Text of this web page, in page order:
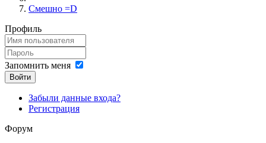
Смешно =D
Профиль
Запомнить меня
Войти
Забыли данные входа?
Регистрация
Форум